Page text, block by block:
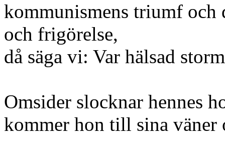
kommunismens triumf och
och frigörelse,
då säga vi: Var hälsad
Omsider slocknar hennes
kommer hon till sina väner